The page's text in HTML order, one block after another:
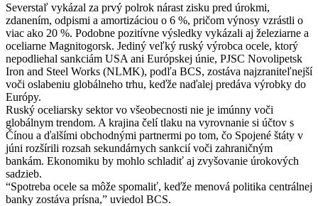
Severstaľ vykázal za prvý polrok nárast zisku pred úrokmi,
zdanením, odpismi a amortizáciou o 6 %, pričom výnosy vzrástli o
viac ako 20 %. Podobne pozitívne výsledky vykázali aj železiarne a
oceliarne Magnitogorsk. Jediný veľký ruský výrobca ocele, ktorý
nepodliehal sankciám USA ani Európskej únie, PJSC Novolipetsk
Iron and Steel Works (NLMK), podľa BCS, zostáva najzraniteľnejší
voči oslabeniu globálneho trhu, keďže naďalej predáva výrobky do
Európy.
Ruský oceliarsky sektor vo všeobecnosti nie je imúnny voči
globálnym trendom. A krajina čelí tlaku na vyrovnanie si účtov s
Čínou a ďalšími obchodnými partnermi po tom, čo Spojené štáty v
júni rozšírili rozsah sekundárnych sankcií voči zahraničným
bankám. Ekonomiku by mohlo schladiť aj zvyšovanie úrokových
sadzieb.
“Spotreba ocele sa môže spomaliť, keďže menová politika centrálnej
banky zostáva prísna,” uviedol BCS.